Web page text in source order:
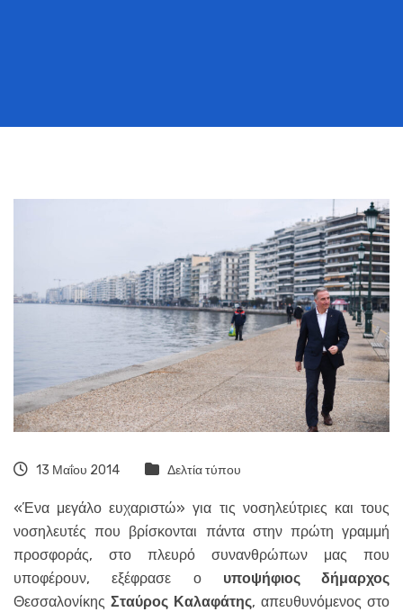
13 Μαΐου 2014 Δελτία τύπου
«Ένα μεγάλο ευχαριστώ» για τις νοσηλεύτριες και τους
νοσηλευτές που βρίσκονται πάντα στην πρώτη γραμμή
προσφοράς, στο πλευρό συνανθρώπων μας που
υποφέρουν, εξέφρασε ο υποψήφιος δήμαρχος
ΘεσσαλονίκηςΣταύρος Καλαφάτης, απευθυνόμενος στο